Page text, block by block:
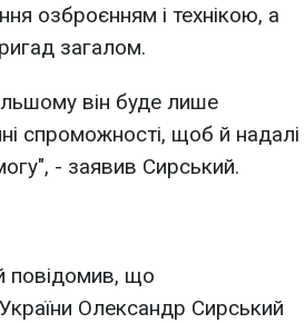
озброєнням і технікою, а
загалом.
він буде лише
спроможності, щоб й надалі
- заявив Сирський.
повідомив, що
Олександр Сирський